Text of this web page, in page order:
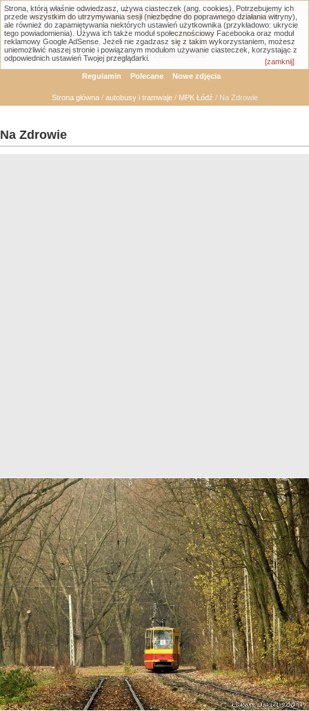
Łódzka Galeria Transportowa - GTLodz.eu
Wyszukiwanie zaawansowane
Regulamin Polecane Nowe zdjęcia
Strona główna/ autobusy i tramwaje/ MPK Łódź / Na Zdrowie
Na Zdrowie
Strona, którą właśnie odwiedzasz, używa ciasteczek (ang. cookies). Potrzebujemy ich
przede wszystkim do utrzymywania sesji (niezbędne do poprawnego działania witryny),
ale również do zapamiętywania niektórych ustawień użytkownika (przykładowo: ukrycie
tego powiadomienia). Używa ich także moduł społecznościowy Facebooka oraz moduł
reklamowy Google AdSense. Jeżeli nie zgadzasz się z takim wykorzystaniem, możesz
uniemożliwić naszej stronie i powiązanym modułom używanie ciasteczek, korzystając z
odpowiednich ustawień Twojej przeglądarki.
[zamknij]